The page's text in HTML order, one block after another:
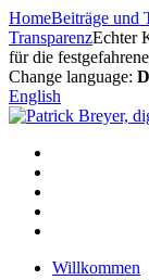
Zum
Inhalt
springen
HomeBeiträge und
TransparenzEchter
für die
Change language:
English
Willkommen